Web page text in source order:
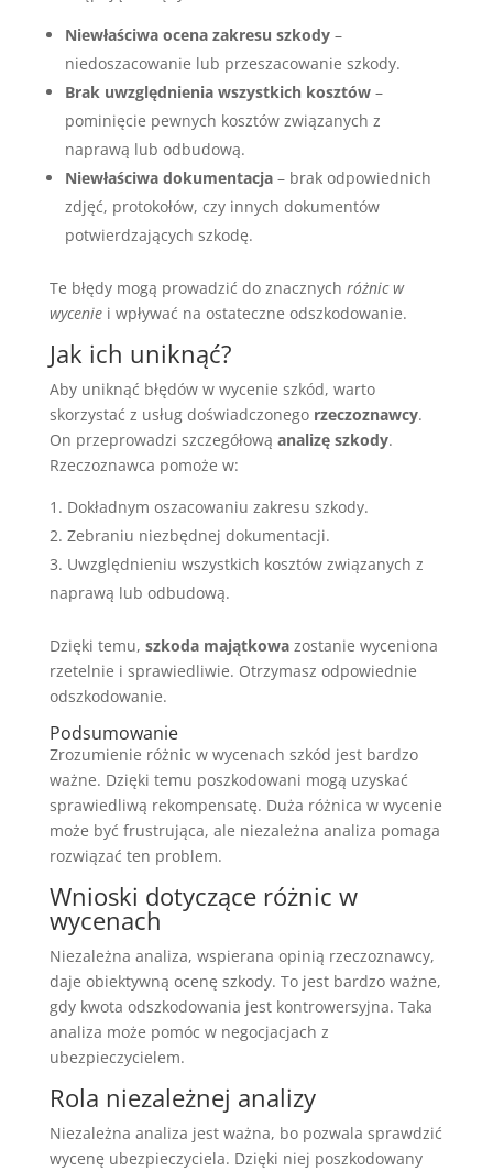
Niewłaściwa ocena zakresu szkody–
niedoszacowanie lub przeszacowanie szkody.
Brak uwzględnienia wszystkich kosztów–
pominięcie pewnych kosztów związanych z
naprawą lub odbudową.
Niewłaściwa dokumentacja– brak odpowiednich
zdjęć, protokołów, czy innych dokumentów
potwierdzających szkodę.
Te błędy mogą prowadzić do znacznych różnic w
wyceniei wpływać na ostateczne odszkodowanie.
Jak ich uniknąć?
Aby uniknąć błędów w wycenie szkód, warto
skorzystać z usług doświadczonego rzeczoznawcy.
On przeprowadzi szczegółową analizę szkody.
Rzeczoznawca pomoże w:
Dokładnym oszacowaniu zakresu szkody.
Zebraniu niezbędnej dokumentacji.
Uwzględnieniu wszystkich kosztów związanych z
naprawą lub odbudową.
Dzięki temu, szkoda majątkowazostanie wyceniona
rzetelnie i sprawiedliwie. Otrzymasz odpowiednie
odszkodowanie.
Podsumowanie
Zrozumienie różnic w wycenach szkód jest bardzo
ważne. Dzięki temu poszkodowani mogą uzyskać
sprawiedliwą rekompensatę. Duża różnica w wycenie
może być frustrująca, ale niezależna analiza pomaga
rozwiązać ten problem.
Wnioski dotyczące różnic w
wycenach
Niezależna analiza, wspierana opinią rzeczoznawcy,
daje obiektywną ocenę szkody. To jest bardzo ważne,
gdy kwota odszkodowania jest kontrowersyjna. Taka
analiza może pomóc w negocjacjach z
ubezpieczycielem.
Rola niezależnej analizy
Niezależna analiza jest ważna, bo pozwala sprawdzić
wycenę ubezpieczyciela. Dzięki niej poszkodowany